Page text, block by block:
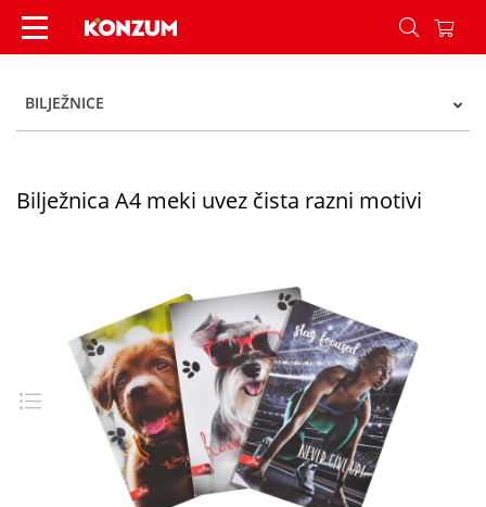
Bilježnica A4 meki uvez čista razni motivi -
BILJEŽNICE
Bilježnica A4 meki uvez čista razni motivi